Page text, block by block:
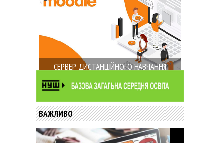
СЕРВЕР ДИСТАНЦІЙНОГО НАВЧАННЯ
ВАЖЛИВО